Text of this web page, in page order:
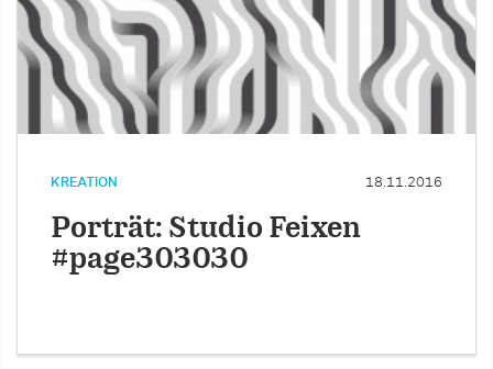
KREATION 18.11.2016
Porträt: Studio Feixen
#page303030